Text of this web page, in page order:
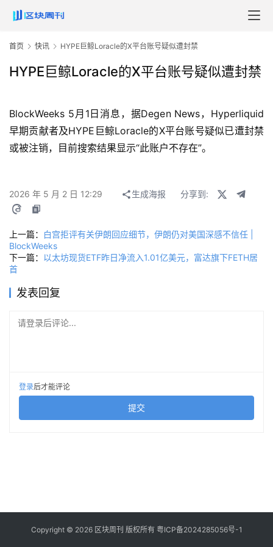
首页 快讯 HYPE巨鲸Loracle的X平台账号疑似遭封禁
HYPE巨鲸Loracle的X平台账号疑似遭封禁
BlockWeeks 5月1日消息，据Degen News，Hyperliquid
早期贡献者及HYPE巨鲸Loracle的X平台账号疑似已遭封禁
或被注销，目前搜索结果显示“此账户不存在”。
2026 年 5 月 2 日 12:29 生成海报 分享到:
上一篇：
白宫拒评有关伊朗回应细节，伊朗仍对美国深感不信任 |
BlockWeeks
下一篇：
以太坊现货ETF昨日净流入1.01亿美元，富达旗下FETH居
首
发表回复
请登录后评论...
登录后才能评论
提交
Copyright © 2026 区块周刊 版权所有 粤ICP备2024285056号-1